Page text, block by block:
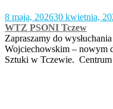
8 maja, 202630 kwietnia,
WTZ PSONI Tczew
Zapraszamy do
Wojciechowskim – nowym
Sztuki w Tczewie.